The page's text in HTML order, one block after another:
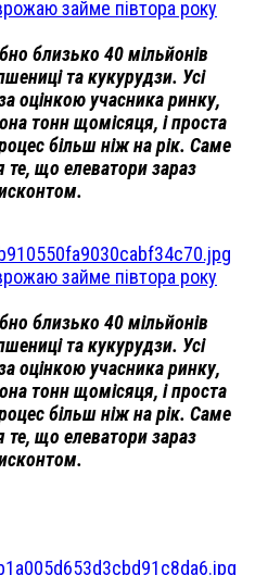
займе півтора року
близько 40 мільйонів
та кукурудзи. Усі
оцінкою учасника ринку,
тонн щомісяця, і проста
більш ніж на рік. Саме
що елеватори зараз
займе півтора року
близько 40 мільйонів
та кукурудзи. Усі
оцінкою учасника ринку,
тонн щомісяця, і проста
більш ніж на рік. Саме
що елеватори зараз